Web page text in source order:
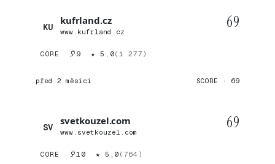
KU
kufrland.cz
www.kufrland.cz
69
CORE 9 ★ 5,0(1 277)
před 2 měsíci SCORE · 69
SV
svetkouzel.com
www.svetkouzel.com
69
CORE 10 ★ 5,0 (764)